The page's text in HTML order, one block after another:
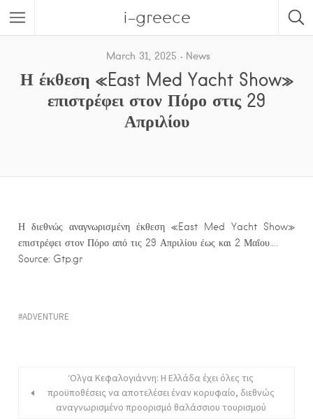
i-greece
March 31, 2025 News
Η έκθεση «East Med Yacht Show»
επιστρέφει στον Πόρο στις 29
Απριλίου
Η διεθνώς αναγνωρισμένη έκθεση «East Med Yacht Show»
επιστρέφει στον Πόρο από τις 29 Απριλίου έως και 2 Μαΐου….
Source: Gtp.gr
ADVENTURE
‘Ολγα Κεφαλογιάννη: Η Ελλάδα έχει όλες τις
προϋποθέσεις να αποτελέσει έναν κορυφαίο, διεθνώς
αναγνωρισμένο προορισμό θαλάσσιου τουρισμού